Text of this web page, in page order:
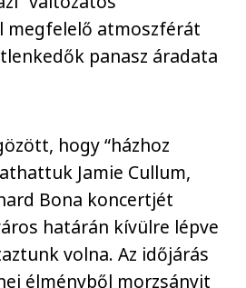
megfelelő atmoszférát
panasz áradata
hogy “házhoz
Jamie Cullum,
Bona koncertjét
határán kívülre lépve
volna. Az időjárás
élményből morzsányit